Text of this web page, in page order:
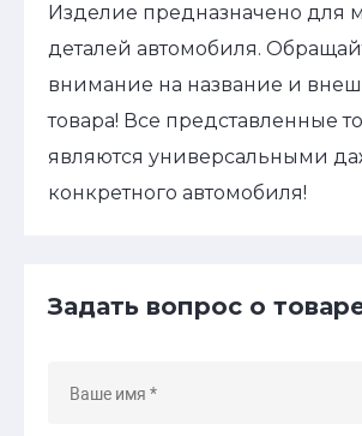
Изделие предназначено для
деталей автомобиля.
внимание на название и
товара! Все представленные
являются универсальными
конкретного автомобиля!
Задать вопрос о